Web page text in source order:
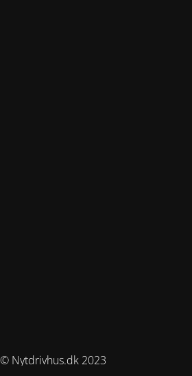
© Nytdrivhus.dk 2023